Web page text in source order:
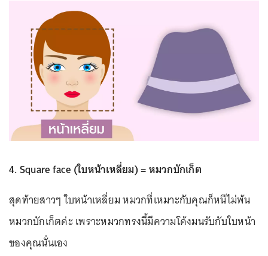
4. Square face (ใบหน้าเหลี่ยม) = หมวกบักเก็ต
สุดท้ายสาวๆ ใบหน้าเหลี่ยม หมวกที่เหมาะกับคุณก็หนีไม่พ้น
หมวกบักเก็ตค่ะ เพราะหมวกทรงนี้มีความโค้งมนรับกับใบหน้า
ของคุณนั่นเอง